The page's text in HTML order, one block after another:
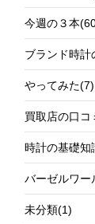
今週の３本
ブランド時
やってみた(7)
買取店の口コ
時計の基礎知
バーゼルワー
未分類(1)